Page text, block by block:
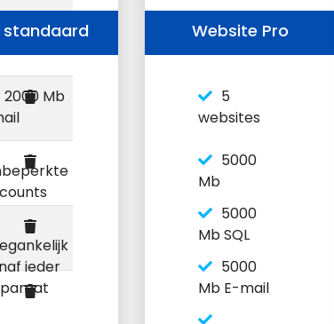
standaard
2000 Mb
ieder
Website Pro
5
websites
5000
Mb
5000
Mb SQL
5000
Mb E-mail